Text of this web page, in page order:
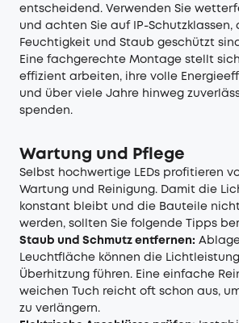
entscheidend. Verwenden Sie
und achten Sie auf IP-Schutzklassen,
Feuchtigkeit und Staub geschützt
Eine fachgerechte Montage stellt
effizient arbeiten, ihre volle
und über viele Jahre hinweg
spenden.
Wartung und Pflege
Selbst hochwertige LEDs profitieren
Wartung und Reinigung. Damit die
konstant bleibt und die Bauteile
werden, sollten Sie folgende Tipps
Staub und Schmutz entfernen:
Leuchtfläche können die
Überhitzung führen. Eine einfache
weichen Tuch reicht oft schon aus,
zu verlängern.